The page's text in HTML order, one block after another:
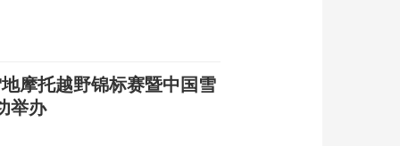
摩托越野锦标赛暨中国雪
举办